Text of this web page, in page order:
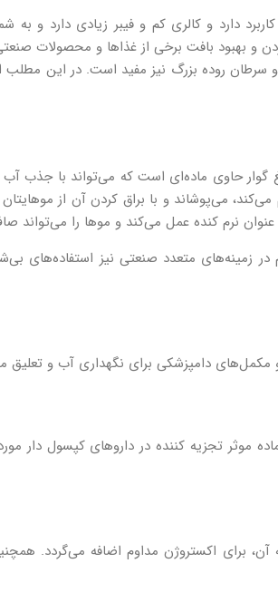
دارد و کالری کم و فیبر زیادی دارد و
و بهبود بافت برخی از غذاها و محصولات
و سرطان روده بزرگ نیز مفید است. در این مطلب
گوار حاوی ماده‌ای است که می‌تواند با جذب آب
می‌پوشاند و با براق کردن آن از
نرم کنده عمل می‌کند و موها را می‌تواند
در زمینه‌های متعدد صنعتی نیز
مکمل‌های دامپزشکی برای نگهداری آب و تعلیق
موثر تجزیه کننده در داروهای کپسول‌ دار
برای اکستروژن مداوم اضافه می‌گردد.